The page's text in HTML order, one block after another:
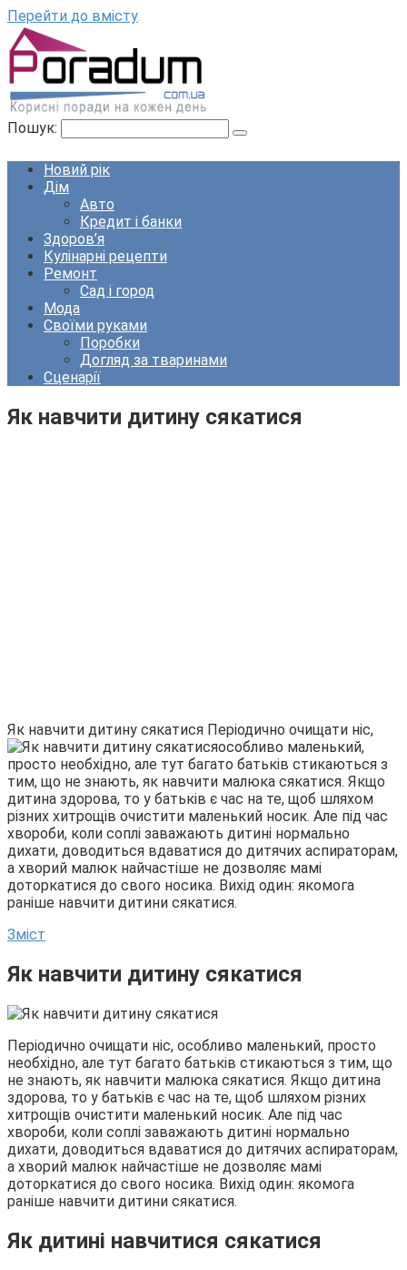
Перейти до вмісту
Пошук:
Новий рік
Дім
Авто
Кредит і банки
Здоров’я
Кулінарні рецепти
Ремонт
Сад і город
Мода
Своїми руками
Поробки
Догляд за тваринами
Сценарії
Як навчити дитину сякатися
Як навчити дитину сякатися Періодично очищати ніс,
особливо маленький,
просто необхідно, але тут багато батьків стикаються з
тим, що не знають, як навчити малюка сякатися. Якщо
дитина здорова, то у батьків є час на те, щоб шляхом
різних хитрощів очистити маленький носик. Але під час
хвороби, коли соплі заважають дитині нормально
дихати, доводиться вдаватися до дитячих аспираторам,
а хворий малюк найчастіше не дозволяє мамі
доторкатися до свого носика. Вихід один: якомога
раніше навчити дитини сякатися.
Зміст
Як навчити дитину сякатися
Періодично очищати ніс, особливо маленький, просто
необхідно, але тут багато батьків стикаються з тим, що
не знають, як навчити малюка сякатися. Якщо дитина
здорова, то у батьків є час на те, щоб шляхом різних
хитрощів очистити маленький носик. Але під час
хвороби, коли соплі заважають дитині нормально
дихати, доводиться вдаватися до дитячих аспираторам,
а хворий малюк найчастіше не дозволяє мамі
доторкатися до свого носика. Вихід один: якомога
раніше навчити дитини сякатися.
Як дитині навчитися сякатися